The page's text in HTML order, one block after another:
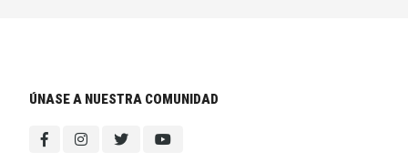
ÚNASE A NUESTRA COMUNIDAD